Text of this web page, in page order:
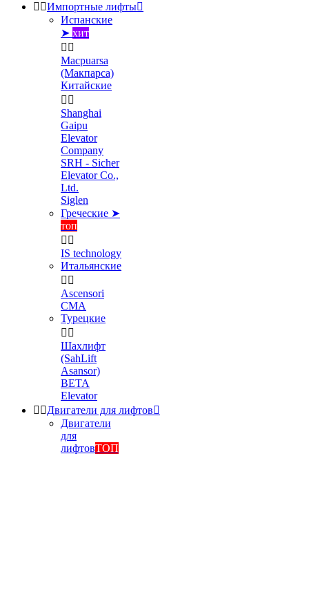
 Импортные лифты
Испанские
➤ хит
 
Macpuarsa
(Макпарса)
Китайские
 
Shanghai
Gaipu
Elevator
Company
SRH - Sicher
Elevator Co.,
Ltd.
Siglen
Греческие ➤
топ
 
IS technology
Итальянские
 
Ascensori
CMA
Турецкие
 
Шахлифт
(SahLift
Asansor)
BETA
Elevator
 Двигатели для лифтов
Двигатели
для
лифтовТОП